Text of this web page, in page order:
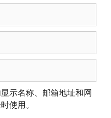
示名称、邮箱地址和网
使用。